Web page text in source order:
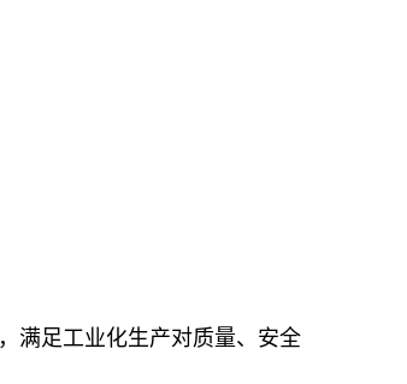
，满足工业化生产对质量、安全